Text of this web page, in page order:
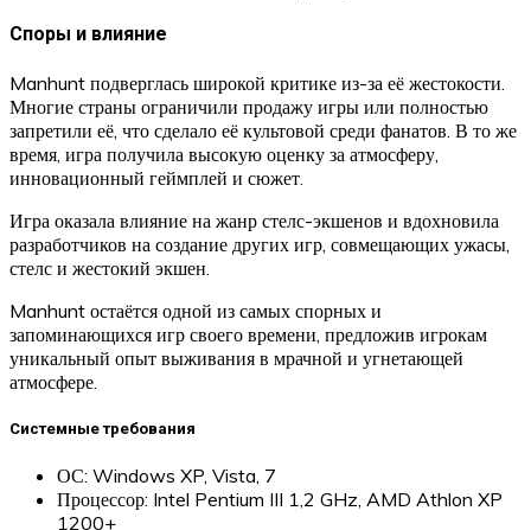
Споры и влияние
Manhunt подверглась широкой критике из-за её жестокости.
Многие страны ограничили продажу игры или полностью
запретили её, что сделало её культовой среди фанатов. В то же
время, игра получила высокую оценку за атмосферу,
инновационный геймплей и сюжет.
Игра оказала влияние на жанр стелс-экшенов и вдохновила
разработчиков на создание других игр, совмещающих ужасы,
стелс и жестокий экшен.
Manhunt остаётся одной из самых спорных и
запоминающихся игр своего времени, предложив игрокам
уникальный опыт выживания в мрачной и угнетающей
атмосфере.
Системные требования
ОС: Windows XP, Vista, 7
Процессор: Intel Pentium III 1,2 GHz, AMD Athlon XP
1200+